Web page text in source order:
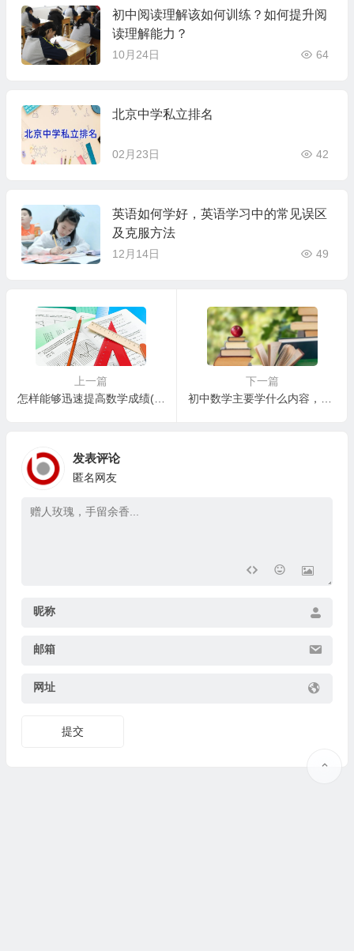
初中阅读理解该如何训练？如何提升阅
读理解能力？
10月24日 64
北京中学私立排名
02月23日 42
英语如何学好，英语学习中的常见误区
及克服方法
12月14日 49
上一篇
怎样能够迅速提高数学成绩(数学高分学习策略)？
下一篇
初中数学主要学什么内容，如何五分钟内掌握知识体系？
发表评论
匿名网友
昵称
邮箱
网址
提交